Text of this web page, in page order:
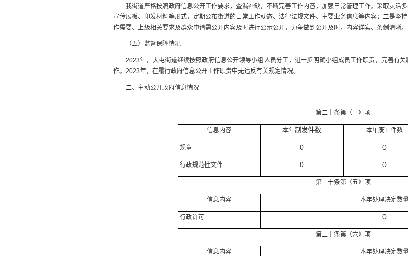
我街道严格按照政府信息公开工作要求，查漏补缺，不断完善工作内容，加强日常管理工作。采取灵活多
宣传展板、印发材料等形式，定期公布街道的日常工作动态、法律法规文件、主要业务信息等内容；二是坚
作需要、上级相关要求及群众申请需公开内容及时进行公示公开，力争做到公开及时，内容详实、条例清晰。
（五）监督保障情况
2023年，大屯街道继续按照政府信息公开领导小组人员分工，进一步明确小组成员工作职责，完善有关
作。2023年，在履行政府信息公开工作职责中无违反有关规定情况。
二、主动公开政府信息情况
第二十条第（一）项
信息内容 本年制发件数 本年废止件数
规章 0 0
行政规范性文件 0 0
第二十条第（五）项
信息内容 本年处理决定数
行政许可 0
第二十条第（六）项
信息内容 本年处理决定数